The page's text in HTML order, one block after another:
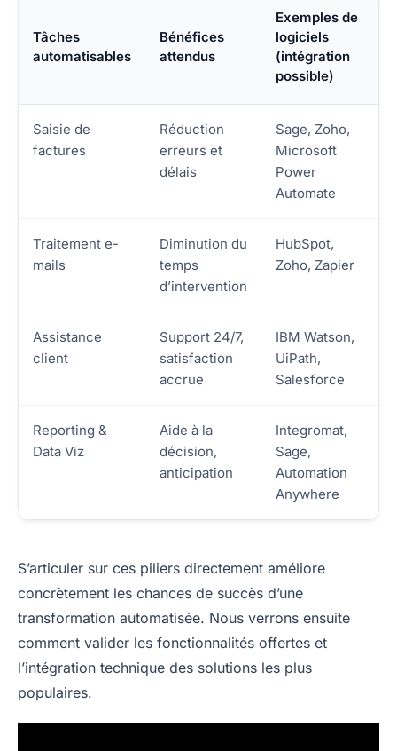
Tâches
automatisables
Bénéfices
attendus
Exemples de
logiciels
(intégration
possible)
Saisie de
factures
Réduction
erreurs et
délais
Sage, Zoho,
Microsoft
Power
Automate
Traitement e-
mails
Diminution du
temps
d’intervention
HubSpot,
Zoho, Zapier
Assistance
client
Support 24/7,
satisfaction
accrue
IBM Watson,
UiPath,
Salesforce
Reporting &
Data Viz
Aide à la
décision,
anticipation
Integromat,
Sage,
Automation
Anywhere
S’articuler sur ces piliers directement améliore
concrètement les chances de succès d’une
transformation automatisée. Nous verrons ensuite
comment valider les fonctionnalités offertes et
l’intégration technique des solutions les plus
populaires.